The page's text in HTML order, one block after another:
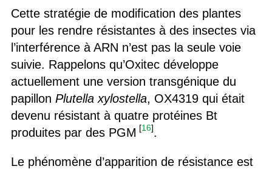
Cette stratégie de modification des plantes
pour les rendre résistantes à des insectes via
l’interférence à ARN n’est pas la seule voie
suivie. Rappelons qu’Oxitec développe
actuellement une version transgénique du
papillon Plutella xylostella, OX4319 qui était
devenu résistant à quatre protéines Bt
produites par des PGM [16].
Le phénomène d’apparition de résistance est